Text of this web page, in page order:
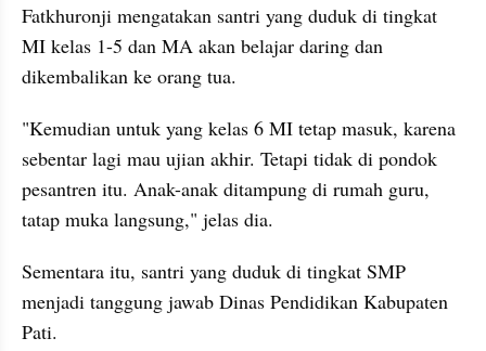
Fatkhuronji mengatakan santri yang duduk di tingkat
MI kelas 1-5 dan MA akan belajar daring dan
dikembalikan ke orang tua.
"Kemudian untuk yang kelas 6 MI tetap masuk, karena
sebentar lagi mau ujian akhir. Tetapi tidak di pondok
pesantren itu. Anak-anak ditampung di rumah guru,
tatap muka langsung," jelas dia.
Sementara itu, santri yang duduk di tingkat SMP
menjadi tanggung jawab Dinas Pendidikan Kabupaten
Pati.